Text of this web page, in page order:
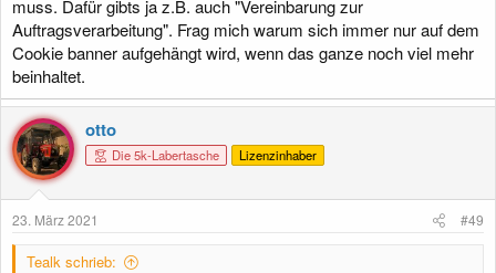
muss. Dafür gibts ja z.B. auch "Vereinbarung zur
Auftragsverarbeitung". Frag mich warum sich immer nur auf dem
Cookie banner aufgehängt wird, wenn das ganze noch viel mehr
beinhaltet.
otto
Die 5k-Labertasche Lizenzinhaber
23. März 2021 #49
Tealk schrieb: